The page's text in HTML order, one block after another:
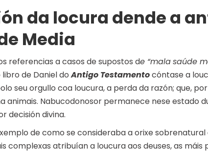
da locura dende a
Media
referencias a casos de supostos de “malasaúde
libro de Daniel doAntigo Testamentocóntase a
seu orgullo coa loucura, a perda da razón; que,
animais. Nabucodonosor permanece nese estado
decisión divina.
de como se consideraba a orixe
complexas atribuían a loucura aos deuses, as máis